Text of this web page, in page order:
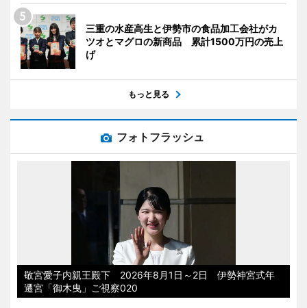
三重の水産高生と伊勢市の食品加工会社がカ
ツオとマグロの新商品 累計1500万円の売上
げ
もっと見る
フォトフラッシュ
敬宮愛子内親王殿下 2026年8月1日～2日 伊勢神宮式年
遷宮「御木曳」ご視察020